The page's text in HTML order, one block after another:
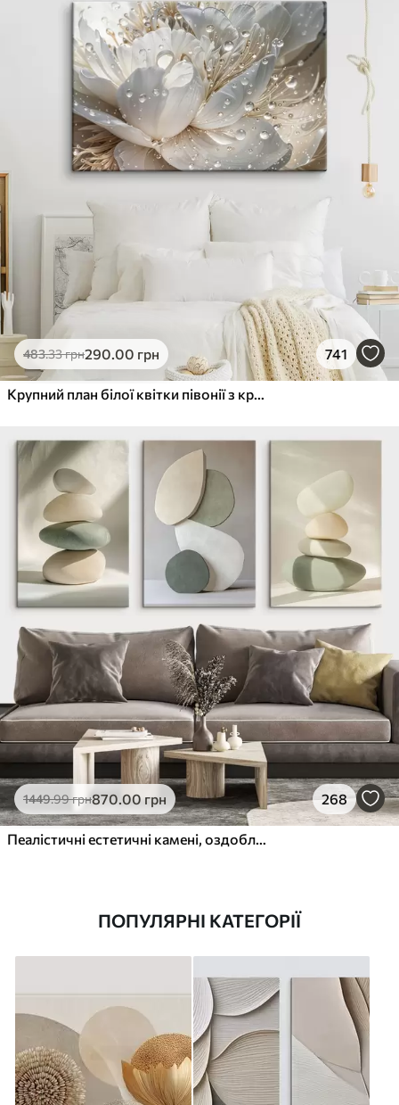
483.33грн290.00 грн 741
Крупний план білої квітки півонії з крапельками води на пелюстках на розмитому фоні
1449.99грн870.00 грн 268
Пеалістичні естетичні камені, оздоблення будинку, природне освітлення
ПОПУЛЯРНІ КАТЕГОРІЇ